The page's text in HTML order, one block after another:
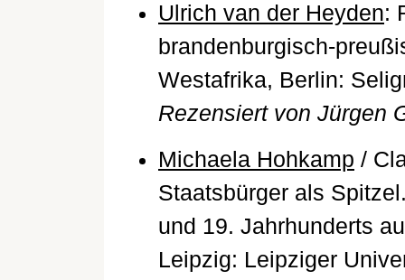
Ulrich van der Heyden:
brandenburgisch-
Westafrika, Berlin:
Rezensiert von Jürgen
Michaela Hohkamp /
Staatsbürger als
und 19. Jahrhunderts
Leipzig: Leipziger